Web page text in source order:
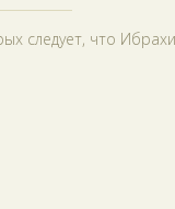
следует, что